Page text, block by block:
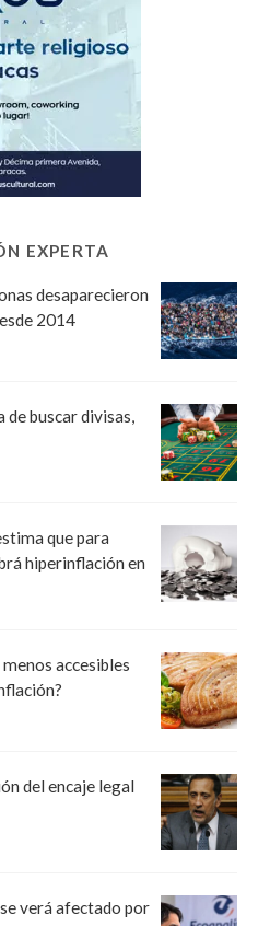
EXPERTA
desaparecieron
2014
de buscar divisas,
que para
hiperinflación en
accesibles
del encaje legal
verá afectado por